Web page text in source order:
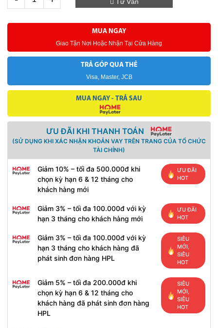
MUA NGAY
Giao Tận Nơi Hoặc Nhận Tại Cửa Hàng
TRẢ GÓP QUA THẺ
Visa, Master, JCB
MUA NGAY - TRẢ SAU
ƯU ĐÃI KHI THANH TOÁN
(SỬ DỤNG KHI XÁC NHẬN KHOẢN VAY TRÊN TRANG CỦA TỔ CHỨC
TÀI CHÍNH)
Giảm 10% – tối đa 500.000đ khi
chọn kỳ hạn 6 & 12 tháng cho
khách hàng mới
ƯU ĐÃI
HOT
Giảm 3% – tối đa 100.000đ với kỳ
hạn 3 tháng cho khách hàng mới
ƯU ĐÃI
HOT
Giảm 3% – tối đa 100.000đ với kỳ
hạn 3 tháng cho khách hàng đã
phát sinh đơn hàng HPL
SIÊU
MỚI,
SIÊU
HOT
Giảm 5% – tối đa 200.000đ khi
chọn kỳ hạn 6 & 12 tháng cho
khách hàng đã phát sinh đơn hàng
HPL
SIÊU
MỚI,
SIÊU
HOT